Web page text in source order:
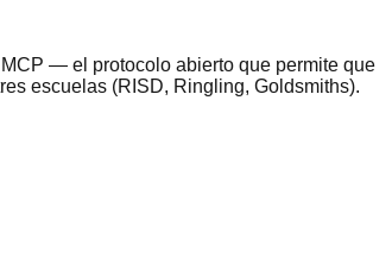
— el protocolo abierto que permite que
escuelas (RISD, Ringling, Goldsmiths).